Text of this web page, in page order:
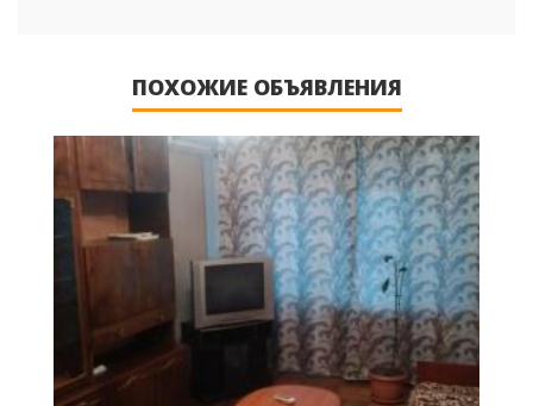
ПОХОЖИЕ ОБЪЯВЛЕНИЯ